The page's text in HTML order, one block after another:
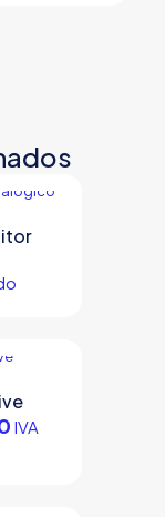
Current
IVA